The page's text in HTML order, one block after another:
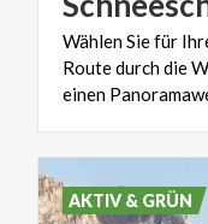
Wählen Sie für
Route durch die
einen
AKTIV & GRÜN